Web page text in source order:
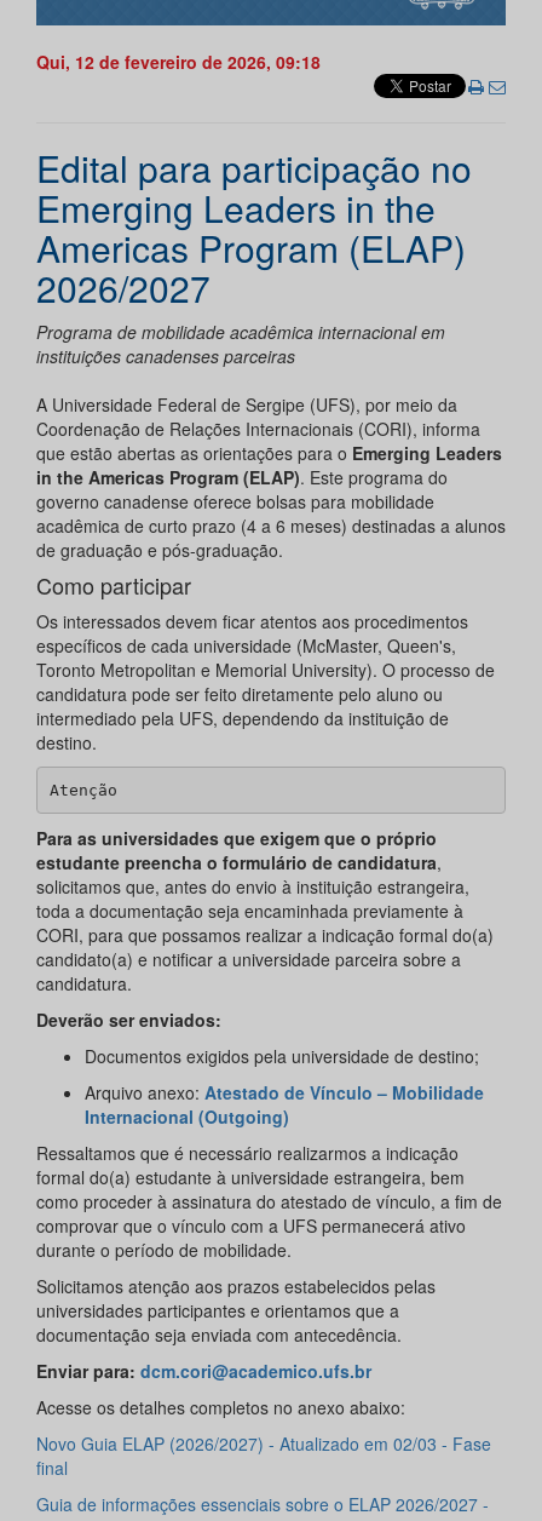
Qui, 12 de fevereiro de 2026, 09:18
Edital para participação no
Emerging Leaders in the
Americas Program (ELAP)
2026/2027
Programa de mobilidade acadêmica internacional em
instituições canadenses parceiras
A Universidade Federal de Sergipe (UFS), por meio da
Coordenação de Relações Internacionais (CORI), informa
que estão abertas as orientações para o Emerging Leaders
in the Americas Program (ELAP). Este programa do
governo canadense oferece bolsas para mobilidade
acadêmica de curto prazo (4 a 6 meses) destinadas a alunos
de graduação e pós-graduação.
Como participar
Os interessados devem ficar atentos aos procedimentos
específicos de cada universidade (McMaster, Queen's,
Toronto Metropolitan e Memorial University). O processo de
candidatura pode ser feito diretamente pelo aluno ou
intermediado pela UFS, dependendo da instituição de
destino.
Atenção
Para as universidades que exigem que o próprio
estudante preencha o formulário de candidatura,
solicitamos que, antes do envio à instituição estrangeira,
toda a documentação seja encaminhada previamente à
CORI, para que possamos realizar a indicação formal do(a)
candidato(a) e notificar a universidade parceira sobre a
candidatura.
Deverão ser enviados:
Documentos exigidos pela universidade de destino;
Arquivo anexo: Atestado de Vínculo – Mobilidade
Internacional (Outgoing)
Ressaltamos que é necessário realizarmos a indicação
formal do(a) estudante à universidade estrangeira, bem
como proceder à assinatura do atestado de vínculo, a fim de
comprovar que o vínculo com a UFS permanecerá ativo
durante o período de mobilidade.
Solicitamos atenção aos prazos estabelecidos pelas
universidades participantes e orientamos que a
documentação seja enviada com antecedência.
Enviar para: dcm.cori@academico.ufs.br
Acesse os detalhes completos no anexo abaixo:
Novo Guia ELAP (2026/2027) - Atualizado em 02/03 - Fase
final
Guia de informações essenciais sobre o ELAP 2026/2027 -